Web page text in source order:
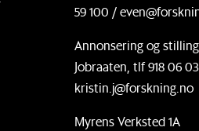
59 100 /
Annonsering og
Jobraaten, tlf 918 06
kristin.j@forskning.no
Myrens Verksted 1A